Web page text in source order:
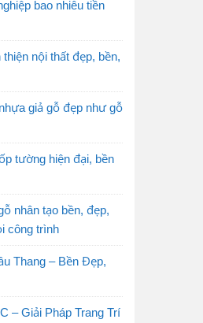
bao nhiêu tiền
nội thất đẹp, bền,
giả gỗ đẹp như gỗ
tường hiện đại, bền
nhân tạo bền, đẹp,
công trình
Thang – Bền Đẹp,
– Giải Pháp Trang Trí